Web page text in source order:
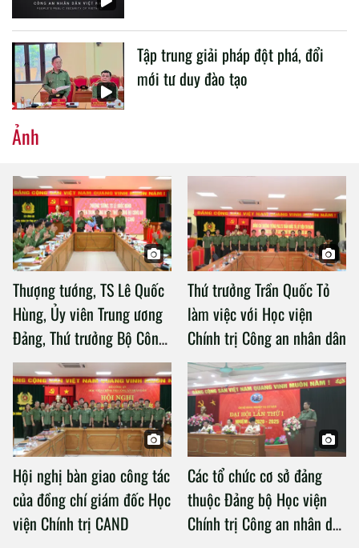
Tập trung giải pháp đột phá, đổi
mới tư duy đào tạo
Ảnh
Thượng tướng, TS Lê Quốc
Hùng, Ủy viên Trung ương
Đảng, Thứ trưởng Bộ Công
an làm việc với Học viện
Chính trị Công an nhân dân
Thứ trưởng Trần Quốc Tỏ
làm việc với Học viện
Chính trị Công an nhân dân
Hội nghị bàn giao công tác
của đồng chí giám đốc Học
viện Chính trị CAND
Các tổ chức cơ sở đảng
thuộc Đảng bộ Học viện
Chính trị Công an nhân dân